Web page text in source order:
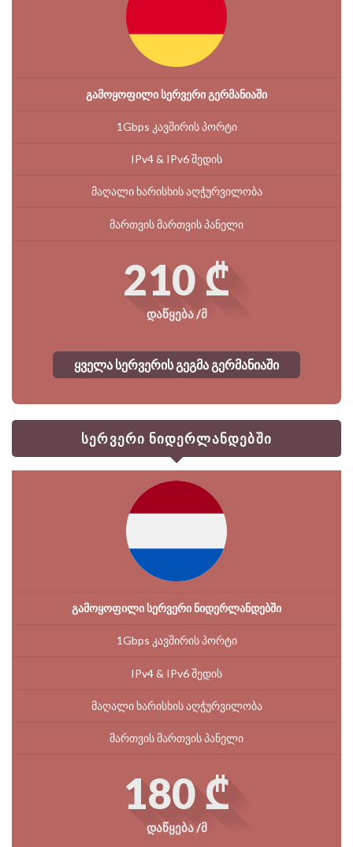
გამოყოფილი სერვერი გერმანიაში
1Gbps კავშირის პორტი
IPv4 & IPv6 შედის
მაღალი ხარისხის აღჭურვილობა
მართვის მართვის პანელი
210 ₾
დაწყება /მ
ყველა სერვერის გეგმა გერმანიაში
სერვერი ნიდერლანდებში
გამოყოფილი სერვერი ნიდერლანდებში
1Gbps კავშირის პორტი
IPv4 & IPv6 შედის
მაღალი ხარისხის აღჭურვილობა
მართვის მართვის პანელი
180 ₾
დაწყება /მ